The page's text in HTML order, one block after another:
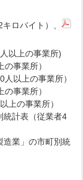
キロバイト）、
以上の事業所)
事業所）
以上の事業所）
事業所）
の事業所）
計表（従業者4
業」の市町別統